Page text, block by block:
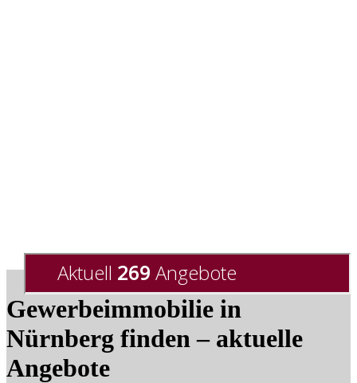
Gewerbeimmobilie in
Nürnberg finden – aktuelle
Angebote